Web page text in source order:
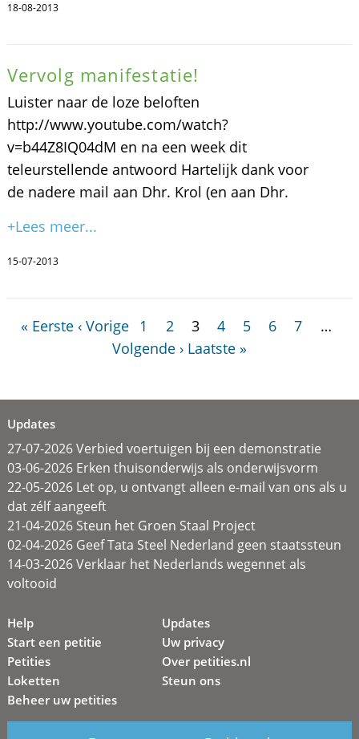
18-08-2013
Vervolg manifestatie!
Luister naar de loze beloften
http://www.youtube.com/watch?
v=b44Z8IQ04dM en na een week dit
teleurstellende antwoord Hartelijk dank voor
de nadere mail aan Dhr. Krol (en aan Dhr.
+Lees meer...
15-07-2013
« Eerste ‹ Vorige 1 2 3 4 5 6 7
…
Volgende › Laatste »
Updates
27-07-2026 Verbied voertuigen bij een demonstratie
03-06-2026 Erken thuisonderwijs als onderwijsvorm
22-05-2026 Let op, u ontvangt alleen e-mail van ons als u
dat zélf aangeeft
21-04-2026 Steun het Groen Staal Project
02-04-2026 Geef Tata Steel Nederland geen staatssteun
14-03-2026 Verklaar het Nederlands wegennet als
voltooid
Help
Start een petitie
Petities
Loketten
Beheer uw petities
Updates
Uw privacy
Over petities.nl
Steun ons